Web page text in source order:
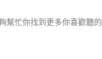
幫忙你找到更多你喜歡聽的